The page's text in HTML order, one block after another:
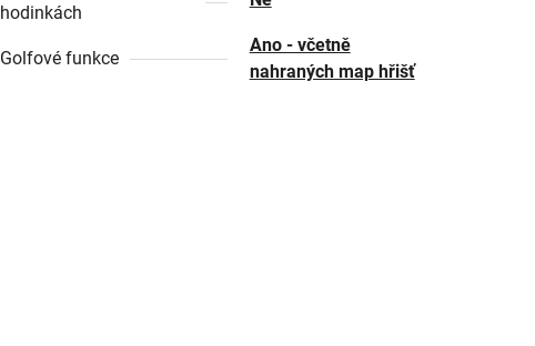
hodinkách
Golfové funkce
Ano - včetně
nahraných map hřišť